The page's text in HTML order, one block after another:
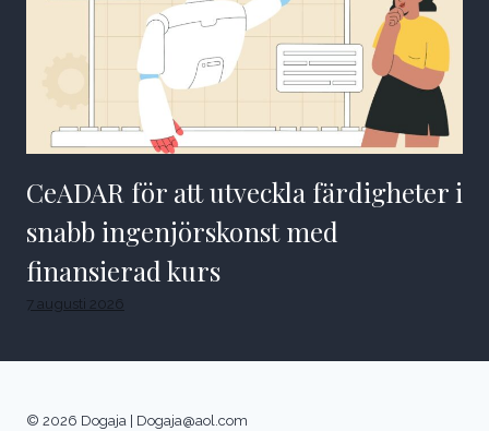
CeADAR för att utveckla färdigheter i
snabb ingenjörskonst med
finansierad kurs
7 augusti 2026
© 2026 Dogaja | Dogaja@aol.com